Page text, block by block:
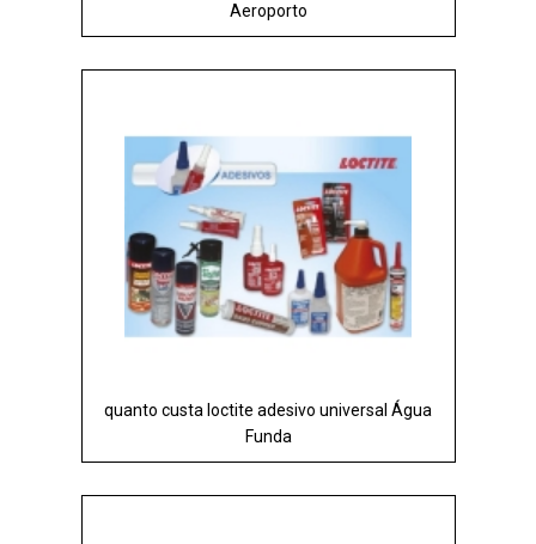
Aeroporto
quanto custa loctite adesivo universal Água
Funda